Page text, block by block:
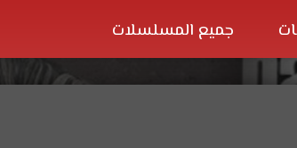
جميع المسلسلات